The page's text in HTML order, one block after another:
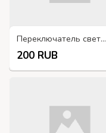
Переключатель света П44А
200 RUB